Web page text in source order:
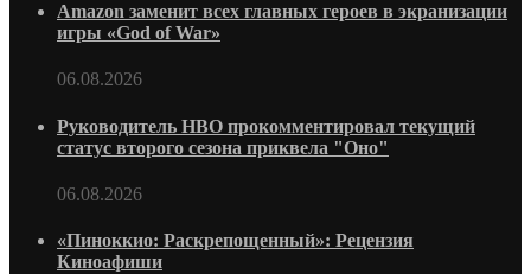
Amazon заменит всех главных героев в экранизации
игры «God of War»
06.08.2026
Руководитель HBO прокомментировал текущий
статус второго сезона приквела "Оно"
06.08.2026
«Пиноккио: Раскрепощенный»: Рецензия
Киноафиши